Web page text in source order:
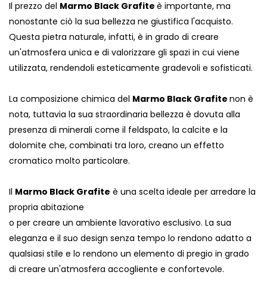
Il prezzo del Marmo Black Grafite è importante, ma
nonostante ciò la sua bellezza ne giustifica l'acquisto.
Questa pietra naturale, infatti, è in grado di creare
un'atmosfera unica e di valorizzare gli spazi in cui viene
utilizzata, rendendoli esteticamente gradevoli e sofisticati.
La composizione chimica del Marmo Black Grafite non è
nota, tuttavia la sua straordinaria bellezza è dovuta alla
presenza di minerali come il feldspato, la calcite e la
dolomite che, combinati tra loro, creano un effetto
cromatico molto particolare.
Il Marmo Black Grafite è una scelta ideale per arredare la
propria abitazione
o per creare un ambiente lavorativo esclusivo. La sua
eleganza e il suo design senza tempo lo rendono adatto a
qualsiasi stile e lo rendono un elemento di pregio in grado
di creare un'atmosfera accogliente e confortevole.